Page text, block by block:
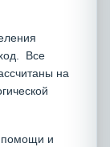
Все
на
помощи и